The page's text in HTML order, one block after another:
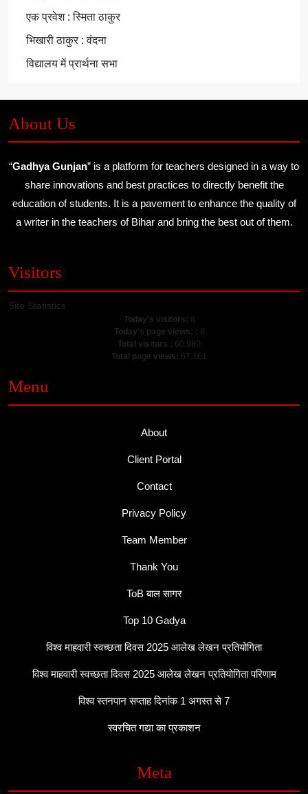
एक प्रवेश : स्मिता ठाकुर
भिखारी ठाकुर : वंदना
विद्यालय में प्रार्थना सभा
About Us
“Gadhya Gunjan” is a platform for teachers designed in a way to
share innovations and best practices to directly benefit the
education of students. It is a pavement to enhance the quality of
a writer in the teachers of Bihar and bring the best out of them.
Visitors
Site Statistics
Today's visitors: 8
Today's page views: : 8
Total visitors : 60,980
Total page views: 67,161
Menu
About
Client Portal
Contact
Privacy Policy
Team Member
Thank You
ToB बाल सागर
Top 10 Gadya
विश्व माहवारी स्वच्छता दिवस 2025 आलेख लेखन प्रतियोगिता
विश्व माहवारी स्वच्छता दिवस 2025 आलेख लेखन प्रतियोगिता परिणाम
विश्व स्तनपान सप्ताह दिनांक 1 अगस्त से 7
स्वरचित गद्या का प्रकाशन
Meta